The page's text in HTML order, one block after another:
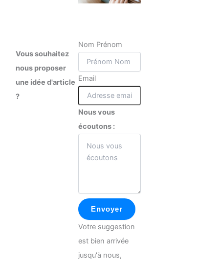
Vous souhaitez
nous proposer
une idée d'article
?
Nom Prénom
Email
Nous vous
écoutons :
Envoyer
Votre suggestion
est bien arrivée
jusqu'à nous,